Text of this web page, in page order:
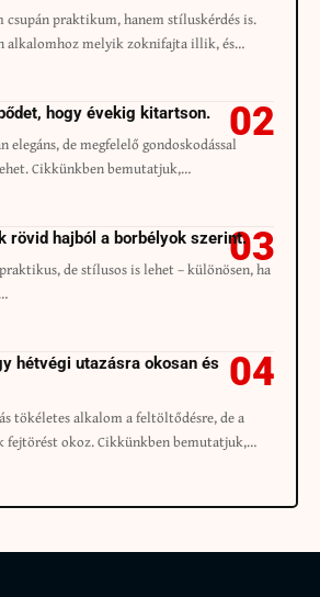
csupán praktikum, hanem stíluskérdés is.
alkalomhoz melyik zoknifajta illik, és…
hogy évekig kitartson.
elegáns, de megfelelő gondoskodással
Cikkünkben bemutatjuk,…
rövid hajból a borbélyok szerint.
de stílusos is lehet – különösen, ha
hétvégi utazásra okosan és
tökéletes alkalom a feltöltődésre, de a
fejtörést okoz. Cikkünkben bemutatjuk,…